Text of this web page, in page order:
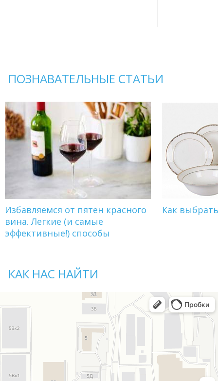
ПОЗНАВАТЕЛЬНЫЕ СТАТЬИ
Избавляемся от пятен красного
вина. Легкие (и самые
эффективные!) способы
Как
КАК НАС НАЙТИ